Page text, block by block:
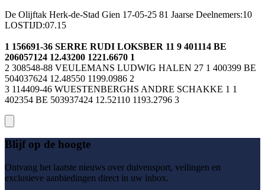
De Olijftak Herk-de-Stad Gien 17-05-25 81 Jaarse Deelnemers:10
LOSTIJD:07.15
1 156691-36 SERRE RUDI LOKSBER 11 9 401114 BE
206057124 12.43200 1221.6670 1
2 308548-88 VEULEMANS LUDWIG HALEN 27 1 400399 BE
504037624 12.48550 1199.0986 2
3 114409-46 WUESTENBERGHS ANDRE SCHAKKE 1 1
402354 BE 503937424 12.52110 1193.2796 3
Blijf op de hoogte
Ontvang het laatste nieuws over duivensport, veilingen en
exclusieve aanbiedingen direct in uw inbox.